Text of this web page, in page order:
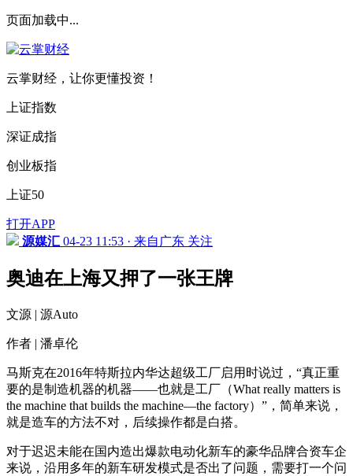
页面加载中...
云掌财经，让你更懂投资！
上证指数
深证成指
创业板指
上证50
打开APP
源媒汇 04-23 11:53 · 来自广东 关注
奥迪在上海又押了一张王牌
文源 | 源Auto
作者 | 潘卓伦
马斯克在2016年特斯拉内华达超级工厂启用时说过，“真正重
要的是制造机器的机器——也就是工厂（What really matters is
the machine that builds the machine—the factory）”，简单来说，
就是造车的方法不对，后续操作都是白搭。
对于迟迟未能在国内造出爆款电动化新车的豪华品牌合资车企
来说，沿用多年的新车研发模式是否出了问题，需要打一个问